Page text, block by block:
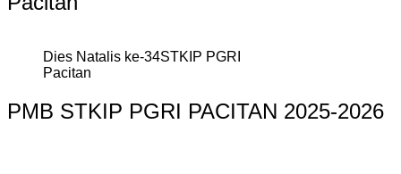
Dies Natalis ke-34STKIP PGRI
Pacitan
PMB STKIP PGRI PACITAN 2025-2026